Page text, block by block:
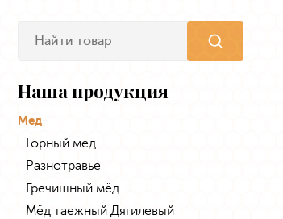
Наша продукция
Мед
Горный мёд
Разнотравье
Гречишный мёд
Мёд таежный Дягилевый